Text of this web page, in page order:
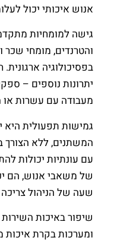
אנוש איכותי יכול לעלות 15,000-30,000 שקל, וההכשרה שלו יכולה לקחת מספר חודשים. עם מיקור חוץ, הארגון מקבל מיד גישה לאנשי מקצוע
גישה למומחיות
והטרנדים, מומחי שכר
בפסיכולוגיה
יתרונות נוספים –
מעבודה עם עשרות או
גמישות תפעולית היא
המשתנים, ללא הצורך
עם עונתיות יכולות
של משאבי אנוש, הם
שעה של הניהול
שיפור באיכות
ומערכות בקרת